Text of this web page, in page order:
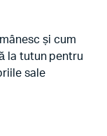
și cum
la tutun pentru
sale